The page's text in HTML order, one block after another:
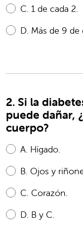
C. 1 de cada 2.
D. Más de 9 de
2. Si la
puede dañar,
cuerpo?
A. Hígado.
B. Ojos y
C. Corazón.
D. B y C.